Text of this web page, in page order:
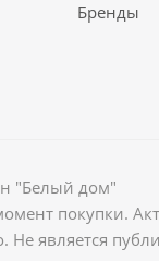
Бренды
"Белый дом"
покупки.
Не является